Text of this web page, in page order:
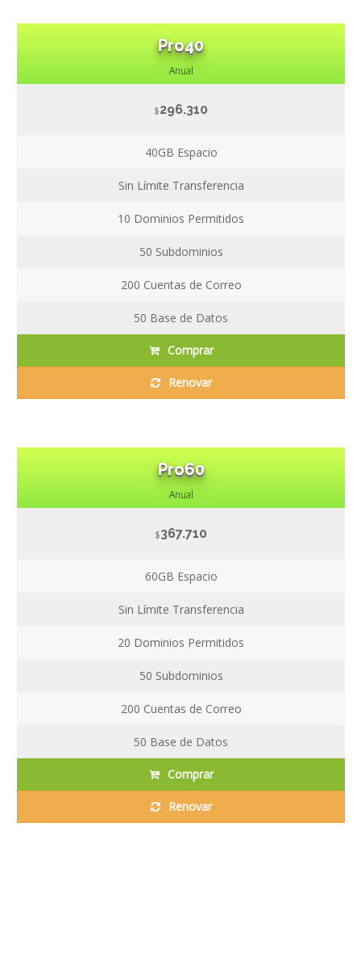
Pro40
Anual
$296.310
40GB Espacio
Sin Límite Transferencia
10 Dominios Permitidos
50 Subdominios
200 Cuentas de Correo
50 Base de Datos
Comprar
Renovar
Pro60
Anual
$367.710
60GB Espacio
Sin Límite Transferencia
20 Dominios Permitidos
50 Subdominios
200 Cuentas de Correo
50 Base de Datos
Comprar
Renovar